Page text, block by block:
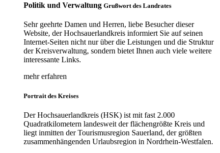
Politik und Verwaltung Grußwort des Landrates
Sehr geehrte Damen und Herren, liebe Besucher dieser
Website, der Hochsauerlandkreis informiert Sie auf seinen
Internet-Seiten nicht nur über die Leistungen und die Struktur
der Kreisverwaltung, sondern bietet Ihnen auch viele weitere
interessante Links.
mehr erfahren
Portrait des Kreises
Der Hochsauerlandkreis (HSK) ist mit fast 2.000
Quadratkilometern landesweit der flächengrößte Kreis und
liegt inmitten der Tourismusregion Sauerland, der größten
zusammenhängenden Urlaubsregion in Nordrhein-Westfalen.